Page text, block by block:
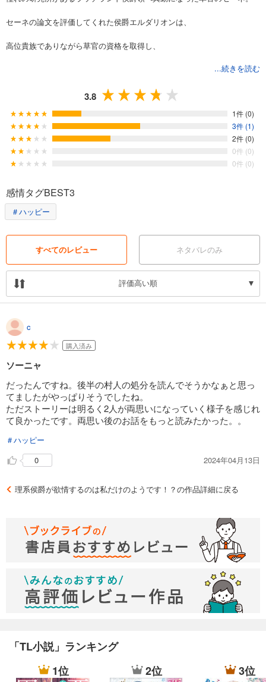
セーネの論文を評価してくれた侯爵エルダリオンは、
高位貴族でありながら草官の資格を取得し、
そんな彼にセーネは敬意を抱きつつ、駆除活動に同行する。
ある日、セーネは駆除中に害草の黒い液体を浴びて服が溶かされてしま
う。
液体がセーネの身体に害があるのではと、
ィ。
【目次】
第一章
第二章
第三章
第四章
第五章
第六章
終章
あとがき
...続きを読む
3.8
1件 (0)
3件 (1)
2件 (0)
0件 (0)
0件 (0)
感情タグBEST3
＃ハッピー
すべてのレビュー ネタバレのみ
評価高い順
c
購入済み
ソーニャ
だったんですね。後半の村人の処分を読んでそうかなぁと思っ
てましたがやっぱりそうでしたね。
ただストーリーは明るく2人が両思いになっていく様子を感じれ
て良かったです。両思い後のお話をもっと読みたかった。。
＃ハッピー
0
2024年04月13日
理系侯爵が欲情するのは私だけのようです！？の作品詳細に戻る
「TL小説」ランキング
1位
2位 3位